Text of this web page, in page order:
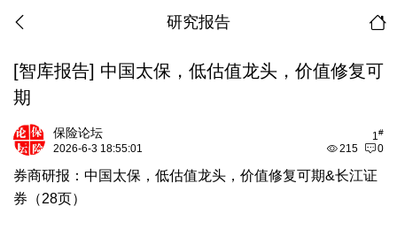
研究报告
[智库报告] 中国太保，低估值龙头，价值修复可
期
1#
保险论坛
215 0
2026-6-3 18:55:01
券商研报：中国太保，低估值龙头，价值修复可期&长江证
券（28页）